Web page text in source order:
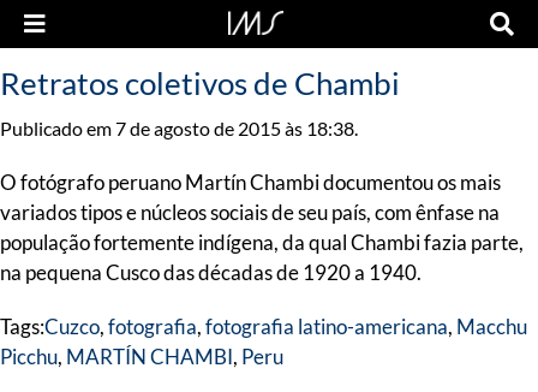
Retratos coletivos de Chambi
Publicado em 7 de agosto de 2015 às 18:38.
O fotógrafo peruano Martín Chambi documentou os mais
variados tipos e núcleos sociais de seu país, com ênfase na
população fortemente indígena, da qual Chambi fazia parte,
na pequena Cusco das décadas de 1920 a 1940.
Tags:Cuzco,fotografia,fotografia latino-americana, Macchu
Picchu, MARTÍN CHAMBI, Peru